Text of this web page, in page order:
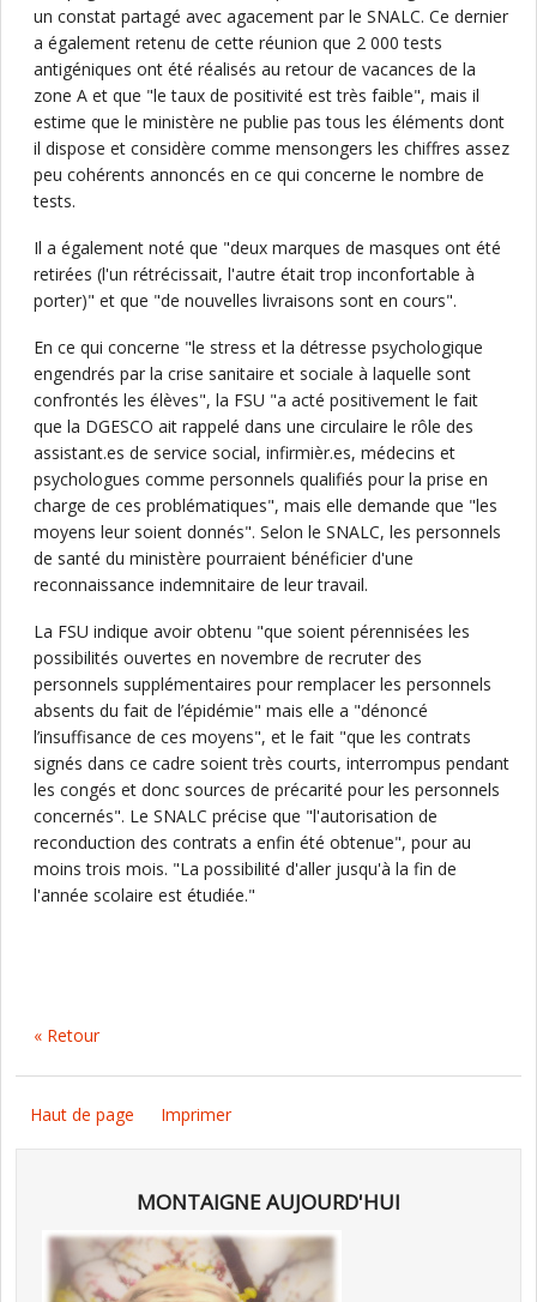
un constat partagé avec agacement par le SNALC. Ce dernier
a également retenu de cette réunion que 2 000 tests
antigéniques ont été réalisés au retour de vacances de la
zone A et que "le taux de positivité est très faible", mais il
estime que le ministère ne publie pas tous les éléments dont
il dispose et considère comme mensongers les chiffres assez
peu cohérents annoncés en ce qui concerne le nombre de
tests.
Il a également noté que "deux marques de masques ont été
retirées (l'un rétrécissait, l'autre était trop inconfortable à
porter)" et que "de nouvelles livraisons sont en cours".
En ce qui concerne "le stress et la détresse psychologique
engendrés par la crise sanitaire et sociale à laquelle sont
confrontés les élèves", la FSU "a acté positivement le fait
que la DGESCO ait rappelé dans une circulaire le rôle des
assistant.es de service social, infirmièr.es, médecins et
psychologues comme personnels qualifiés pour la prise en
charge de ces problématiques", mais elle demande que "les
moyens leur soient donnés". Selon le SNALC, les personnels
de santé du ministère pourraient bénéficier d'une
reconnaissance indemnitaire de leur travail.
La FSU indique avoir obtenu "que soient pérennisées les
possibilités ouvertes en novembre de recruter des
personnels supplémentaires pour remplacer les personnels
absents du fait de l’épidémie" mais elle a "dénoncé
l’insuffisance de ces moyens", et le fait "que les contrats
signés dans ce cadre soient très courts, interrompus pendant
les congés et donc sources de précarité pour les personnels
concernés". Le SNALC précise que "l'autorisation de
reconduction des contrats a enfin été obtenue", pour au
moins trois mois. "La possibilité d'aller jusqu'à la fin de
l'année scolaire est étudiée."
« Retour
Haut de page Imprimer
MONTAIGNE AUJOURD'HUI